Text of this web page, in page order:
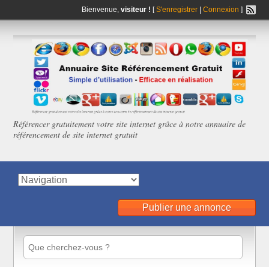
Bienvenue, visiteur ! [S'enregistrer| Connexion ]
Référencer gratuitement votre site internet grâce à notre annuaire de
référencement de site internet gratuit
Publier une annonce